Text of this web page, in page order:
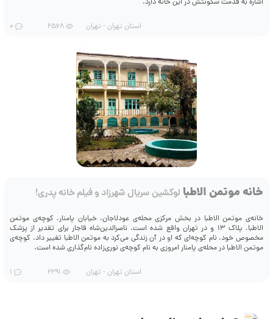
اشاره به قدمت سکونتش در این خانه دارد.
استان تهران - تهران 2568
0
خانه موتمن الاطبا لوکشین سریال شهرزاد و فیلم خانه پدری!
خانه‌ی موتمن الاطبا در بخش مرکزی محله‌ی عودلاجان، خیابان پامنار، کوچه‌ی موتمن
الاطبا، پلاک 13 و در تهران واقع شده است. ناصرالدین‌شاه قاجار برای تقدیر از پزشک
مخصوص خود، نام کوچه‌ای که او در آن زندگی می‌کرد به موتمن الاطبا تغییر داد. کوچه‌ی
موتمن الاطبا در محله‌ی پامنار امروزی به نام کوچه‌ی نوری‌زاده نام‌گذاری شده است.
استان تهران - تهران 2291
1